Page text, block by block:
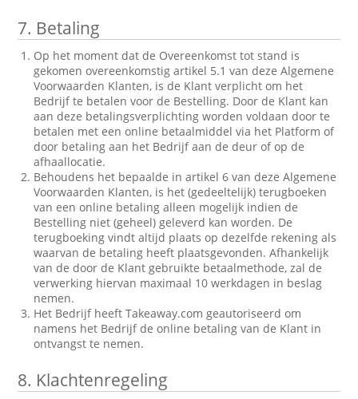
7. Betaling
Op het moment dat de Overeenkomst tot stand is
gekomen overeenkomstig artikel 5.1 van deze Algemene
Voorwaarden Klanten, is de Klant verplicht om het
Bedrijf te betalen voor de Bestelling. Door de Klant kan
aan deze betalingsverplichting worden voldaan door te
betalen met een online betaalmiddel via het Platform of
door betaling aan het Bedrijf aan de deur of op de
afhaallocatie.
Behoudens het bepaalde in artikel 6 van deze Algemene
Voorwaarden Klanten, is het (gedeeltelijk) terugboeken
van een online betaling alleen mogelijk indien de
Bestelling niet (geheel) geleverd kan worden. De
terugboeking vindt altijd plaats op dezelfde rekening als
waarvan de betaling heeft plaatsgevonden. Afhankelijk
van de door de Klant gebruikte betaalmethode, zal de
verwerking hiervan maximaal 10 werkdagen in beslag
nemen.
Het Bedrijf heeft Takeaway.com geautoriseerd om
namens het Bedrijf de online betaling van de Klant in
ontvangst te nemen.
8. Klachtenregeling